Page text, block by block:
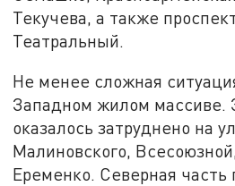
Текучева, а также
Театральный.
Не менее сложная
Западном жилом массиве.
оказалось затруднено на
Малиновского,
Еременко. Северная часть